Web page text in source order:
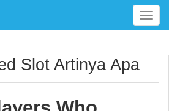
T
o
e
Slot Artinya Apa